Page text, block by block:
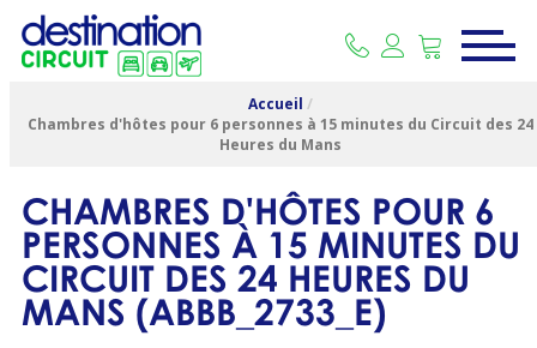
Accueil /
Chambres d'hôtes pour 6 personnes à 15 minutes du Circuit des 24
Heures du Mans
CHAMBRES D'HÔTES POUR 6
PERSONNES À 15 MINUTES DU
CIRCUIT DES 24 HEURES DU
MANS (ABBB_2733_E)